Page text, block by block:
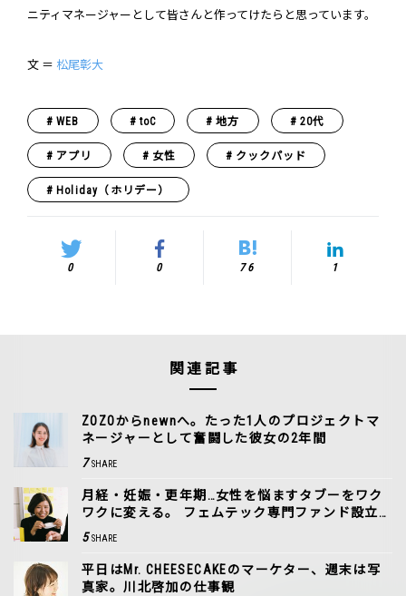
ニティマネージャーとして皆さんと作ってけたらと思っています。
文 ＝ 松尾彰大
WEB toC 地方 20代
アプリ 女性 クックパッド
Holiday（ホリデー）
0 0 76 1
関連記事
ZOZOからnewnへ。たった1人のプロジェクトマ
ネージャーとして奮闘した彼女の2年間
7 SHARE
月経・妊娠・更年期…女性を悩ますタブーをワク
ワクに変える。 フェムテック専門ファンド設立
に込めた思い
5 SHARE
平日はMr. CHEESECAKEのマーケター、週末は写
真家。川北啓加の仕事観